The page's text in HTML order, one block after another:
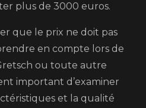
plus de 3000 euros.
que le prix ne doit pas
en compte lors de
ou toute autre
important d’examiner
et la qualité